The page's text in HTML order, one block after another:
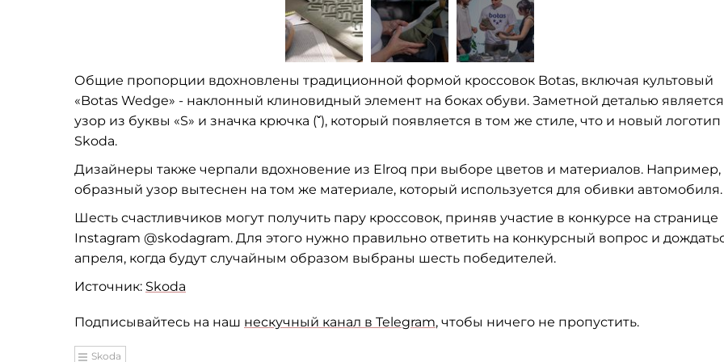
Общие пропорции вдохновлены традиционной формой кроссовок Botas, включая культовый
«Botas Wedge» - наклонный клиновидный элемент на боках обуви. Заметной деталью является
узор из буквы «S» и значка крючка (ˇ), который появляется в том же стиле, что и новый логотип
Skoda.
Дизайнеры также черпали вдохновение из Elroq при выборе цветов и материалов. Например,
образный узор вытеснен на том же материале, который используется для обивки автомобиля.
Шесть счастливчиков могут получить пару кроссовок, приняв участие в конкурсе на странице
Instagram @skodagram. Для этого нужно правильно ответить на конкурсный вопрос и
апреля, когда будут случайным образом выбраны шесть победителей.
Источник: Skoda
Подписывайтесь на наш нескучный канал в Telegram, чтобы ничего не пропустить.
Skoda